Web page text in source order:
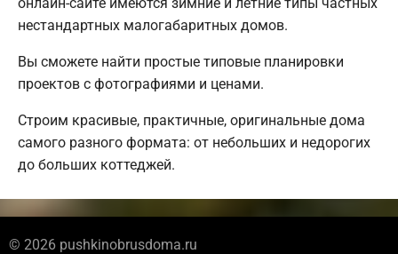
нестандартных малогабаритных домов.
Вы сможете найти простые типовые планировки
проектов с фотографиями и ценами.
Строим красивые, практичные, оригинальные дома
самого разного формата: от небольших и недорогих
до больших коттеджей.
© 2026 pushkinobrusdoma.ru